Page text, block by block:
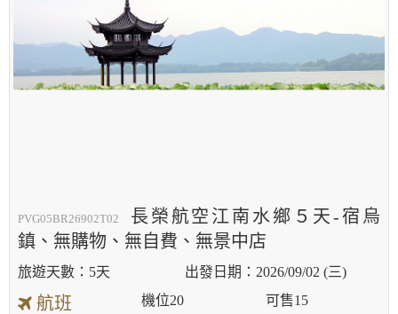
PVG05BR26902T02
長榮航空江南水鄉５天-宿烏
鎮、無購物、無自費、無景中店
5天 2026/09/02 (三)
航班 機位20 可售15